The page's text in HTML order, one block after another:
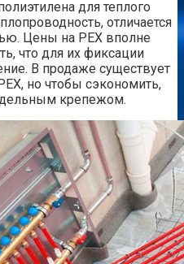
для теплого
отличается
Цены на PEX вполне
что для их фиксации
В продаже существует
но чтобы сэкономить,
крепежом.